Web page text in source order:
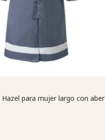
para mujer largo con